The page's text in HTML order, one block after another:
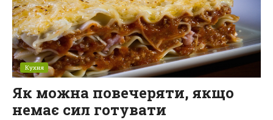
Кухня
Як можна повечеряти, якщо
немає сил готувати